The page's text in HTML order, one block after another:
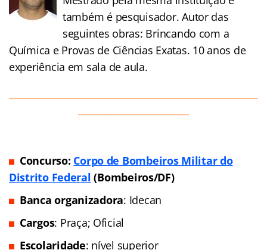
também é pesquisador. Autor das
seguintes obras: Brincando com a
Química e Provas de Ciências Exatas. 10 anos de
experiência em sala de aula.
Concurso: Corpo de Bombeiros Militar do
Distrito Federal (Bombeiros/DF)
Banca organizadora: Idecan
Cargos: Praça; Oficial
Escolaridade: nível superior